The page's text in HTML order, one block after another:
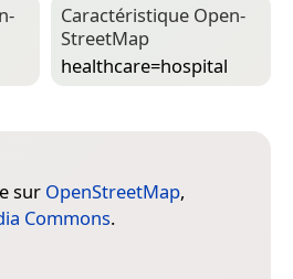
Caractéristique Open­
Street­Map
healthcare=­hospital
sur OpenStreetMap,
Commons.